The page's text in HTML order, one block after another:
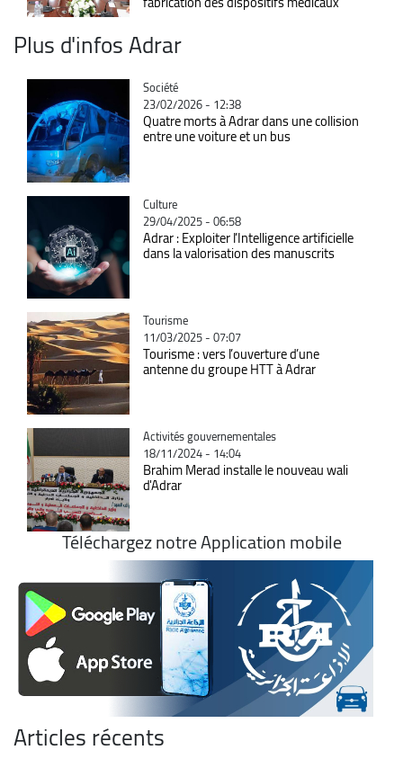
Plus d'infos Adrar
Catégorie
Société
23/02/2026 - 12:38
Quatre morts à Adrar dans une collision
entre une voiture et un bus
Catégorie
Culture
29/04/2025 - 06:58
Adrar : Exploiter l’Intelligence artificielle
dans la valorisation des manuscrits
Catégorie
Tourisme
11/03/2025 - 07:07
Tourisme : vers l’ouverture d’une
antenne du groupe HTT à Adrar
Catégorie
Activités gouvernementales
18/11/2024 - 14:04
Brahim Merad installe le nouveau wali
d'Adrar
Téléchargez notre Application mobile
Articles récents